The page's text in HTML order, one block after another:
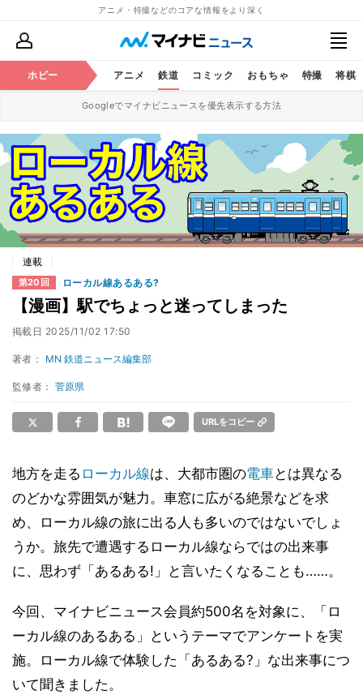
アニメ・特撮などのコアな情報をより深く
ホビー アニメ 鉄道 コミック おもちゃ 特撮 将棋
Googleでマイナビニュースを優先表示する方法
連載
第20回 ローカル線あるある?
【漫画】駅でちょっと迷ってしまった
掲載日 2025/11/02 17:50
著者： MN 鉄道ニュース編集部
監修者：菅原県
URLをコピー
地方を走る ローカル線は、大都市圏の電車とは異なる
のどかな雰囲気が魅力。車窓に広がる絶景などを求
め、ローカル線の旅に出る人も多いのではないでしょ
うか。旅先で遭遇するローカル線ならではの出来事
に、思わず「あるある!」と言いたくなることも……。
今回、マイナビニュース会員約500名を対象に、「ロ
ーカル線のあるある」というテーマでアンケートを実
施。ローカル線で体験した「あるある?」な出来事につ
いて聞きました。